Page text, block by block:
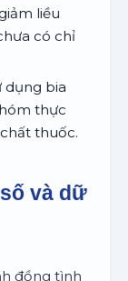
liều
có chỉ
dụng bia
thực
thuốc.
và dữ
đồng tình